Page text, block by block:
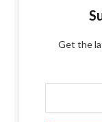
Get the